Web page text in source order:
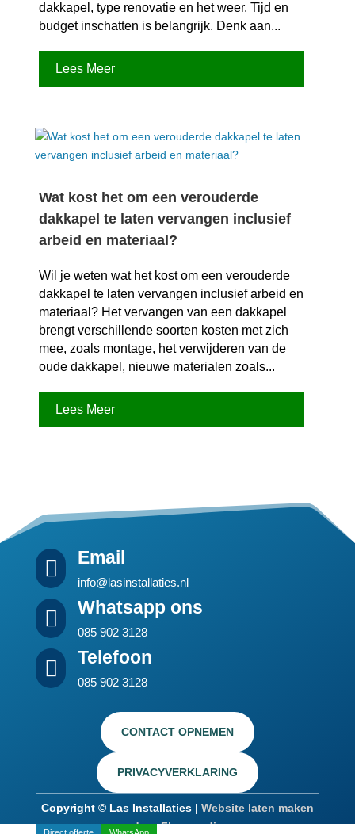
dakkapel, type renovatie en het weer.​ Tijd en
budget inschatten is belangrijk.​ Denk aan...
Lees Meer
Wat kost het om een verouderde
dakkapel te laten vervangen inclusief
arbeid en materiaal?
Wil je weten wat het kost om een verouderde
dakkapel te laten vervangen inclusief arbeid en
materiaal? Het vervangen van een dakkapel
brengt verschillende soorten kosten met zich
mee, zoals montage, het verwijderen van de
oude dakkapel, nieuwe materialen zoals...
Lees Meer
 Email
info@lasinstallaties.nl
 Whatsapp ons
085 902 3128
 Telefoon
085 902 3128
CONTACT OPNEMEN
PRIVACYVERKLARING
Copyright © Las Installaties | Website laten maken
door Flexamedia